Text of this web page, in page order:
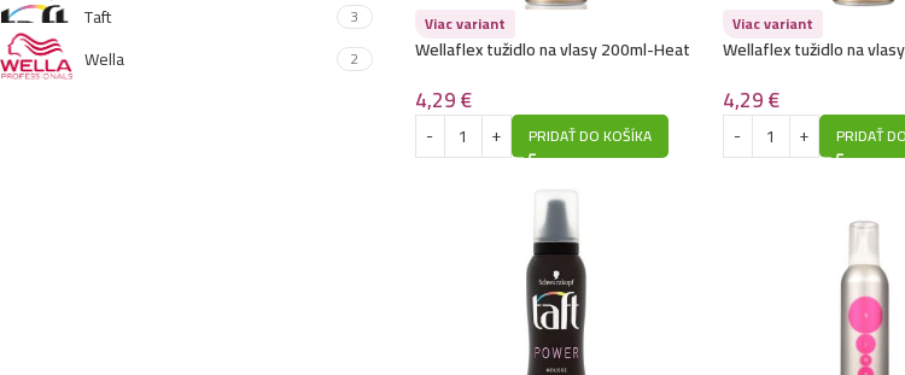
Taft 3
Wella 2
Viac variant
Wellaflex tužidlo na vlasy 200ml-Heat
4,29€
PRIDAŤ DO KOŠÍKA
Viac variant
Wellaflex tužidlo na
4,29€
PRIDAŤ